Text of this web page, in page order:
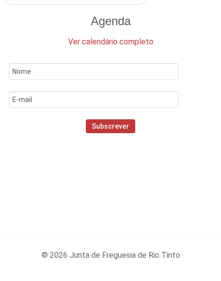
Agenda
Ver calendário completo
© 2026 Junta de Freguesia de Rio Tinto